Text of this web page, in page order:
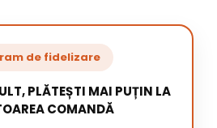
de fidelizare
PLĂTEȘTI MAI PUȚIN LA
COMANDĂ